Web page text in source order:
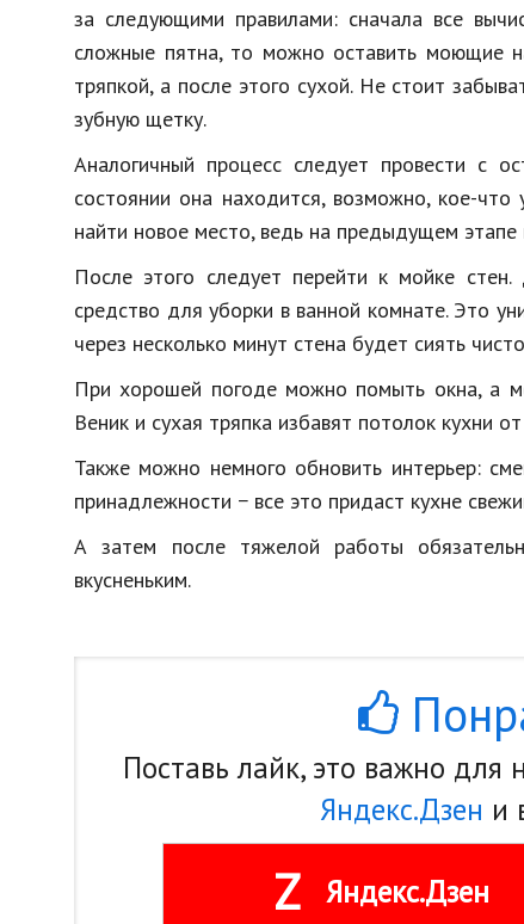
за следующими правилами: сначала все
сложные пятна, то можно оставить моющие
тряпкой, а после этого сухой. Не стоит
зубную щетку.
Аналогичный процесс следует провести с
состоянии она находится, возможно, кое-
найти новое место, ведь на предыдущем
После этого следует перейти к мойке
средство для уборки в ванной комнате. Это
через несколько минут стена будет сиять
При хорошей погоде можно помыть окна, а
Веник и сухая тряпка избавят потолок кухни
Также можно немного обновить интерьер:
принадлежности − все это придаст кухне
А затем после тяжелой работы
вкусненьким.
Поставь лайк, это важно
Яндекс.Дзен и
Z Яндекс.Дзен